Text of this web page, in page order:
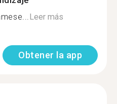
Leer más
Obtener la app